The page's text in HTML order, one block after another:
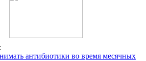
антибиотики во время месячных